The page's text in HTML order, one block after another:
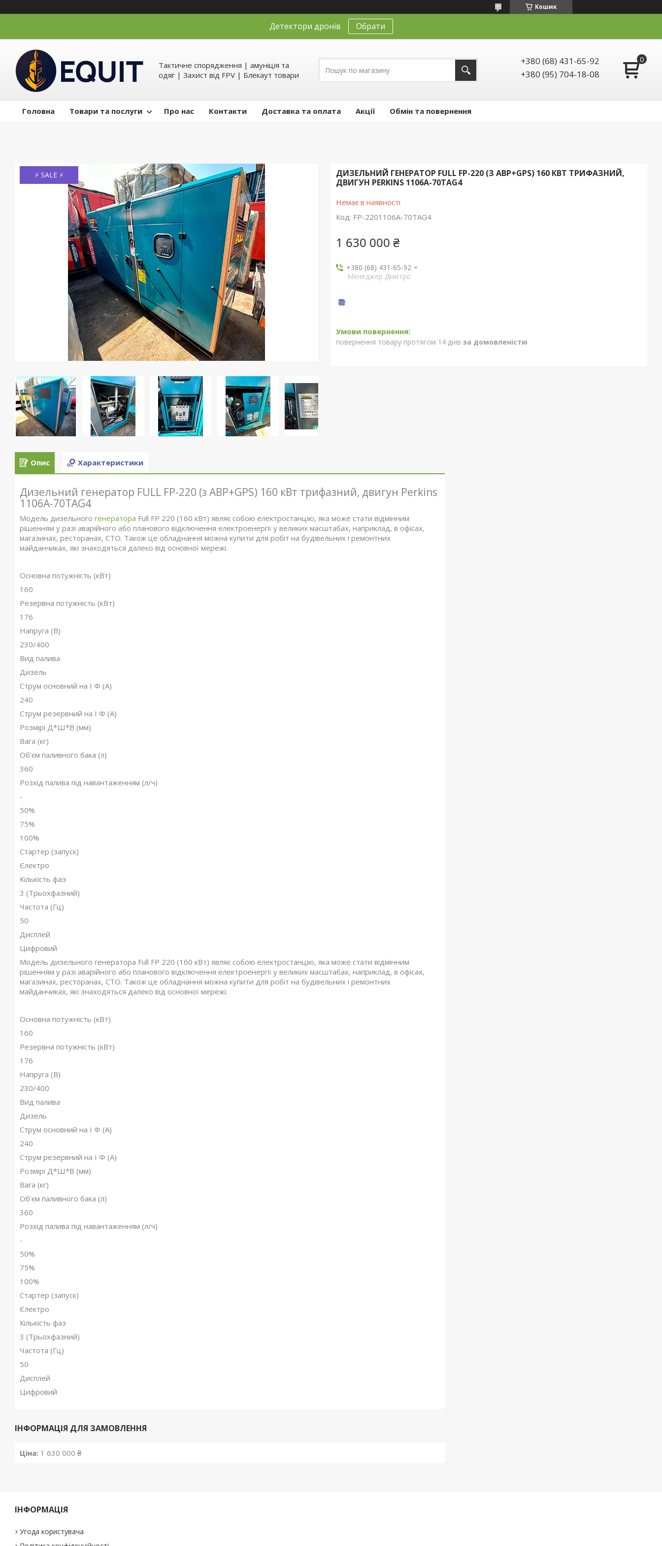
Кошик
Детектори дронів Обрати
Тактичне спорядження | амуніція та
одяг | Захист від FPV | Блекаут товари
+380 (68) 431-65-92
+380 (95) 704-18-08
Головна Товари та послуги Про нас Контакти Доставка та оплата Акції Обмін та повернення
⚡ SALE ⚡
ДИЗЕЛЬНИЙ ГЕНЕРАТОР FULL FP-220 (З АВР+GPS) 160 КВТ ТРИФАЗНИЙ,
ДВИГУН PERKINS 1106A-70TAG4
Немає в наявності
Код: FP-2201106A-70TAG4
1 630 000 ₴
+380 (68) 431-65-92
Менеджер Дмитро
повернення товару протягом 14 днів за домовленістю
Опис Характеристики
Дизельний генератор FULL FP-220 (з АВР+GPS) 160 кВт трифазний, двигун Perkins
1106A-70TAG4
Модель дизельного генератора Full FP 220 (160 кВт) являє собою електростанцію, яка може стати відмінним
рішенням у разі аварійного або планового відключення електроенергії у великих масштабах, наприклад, в офісах,
магазинах, ресторанах, СТО. Також це обладнання можна купити для робіт на будівельних і ремонтних
майданчиках, які знаходяться далеко від основної мережі.
Основна потужність (кВт)
160
Резервна потужність (кВт)
176
Напруга (В)
230/400
Вид палива
Дизель
Струм основний на I Ф (А)
240
Струм резервний на I Ф (А)
Розмірі Д*Ш*В (мм)
Вага (кг)
Об'єм паливного бака (л)
360
Розхід палива під навантаженням (л/ч)
-
50%
75%
100%
Стартер (запуск)
Єлектро
Кількість фаз
3 (Трьохфазний)
Частота (Гц)
50
Дисплей
Цифровий
Модель дизельного генератора Full FP 220 (160 кВт) являє собою електростанцію, яка може стати відмінним
рішенням у разі аварійного або планового відключення електроенергії у великих масштабах, наприклад, в офісах,
магазинах, ресторанах, СТО. Також це обладнання можна купити для робіт на будівельних і ремонтних
майданчиках, які знаходяться далеко від основної мережі.
Основна потужність (кВт)
160
Резервна потужність (кВт)
176
Напруга (В)
230/400
Вид палива
Дизель
Струм основний на I Ф (А)
240
Струм резервний на I Ф (А)
Розмірі Д*Ш*В (мм)
Вага (кг)
Об'єм паливного бака (л)
360
Розхід палива під навантаженням (л/ч)
-
50%
75%
100%
Стартер (запуск)
Єлектро
Кількість фаз
3 (Трьохфазний)
Частота (Гц)
50
Дисплей
Цифровий
ІНФОРМАЦІЯ ДЛЯ ЗАМОВЛЕННЯ
Ціна: 1 630 000 ₴
ІНФОРМАЦІЯ
Угода користувача